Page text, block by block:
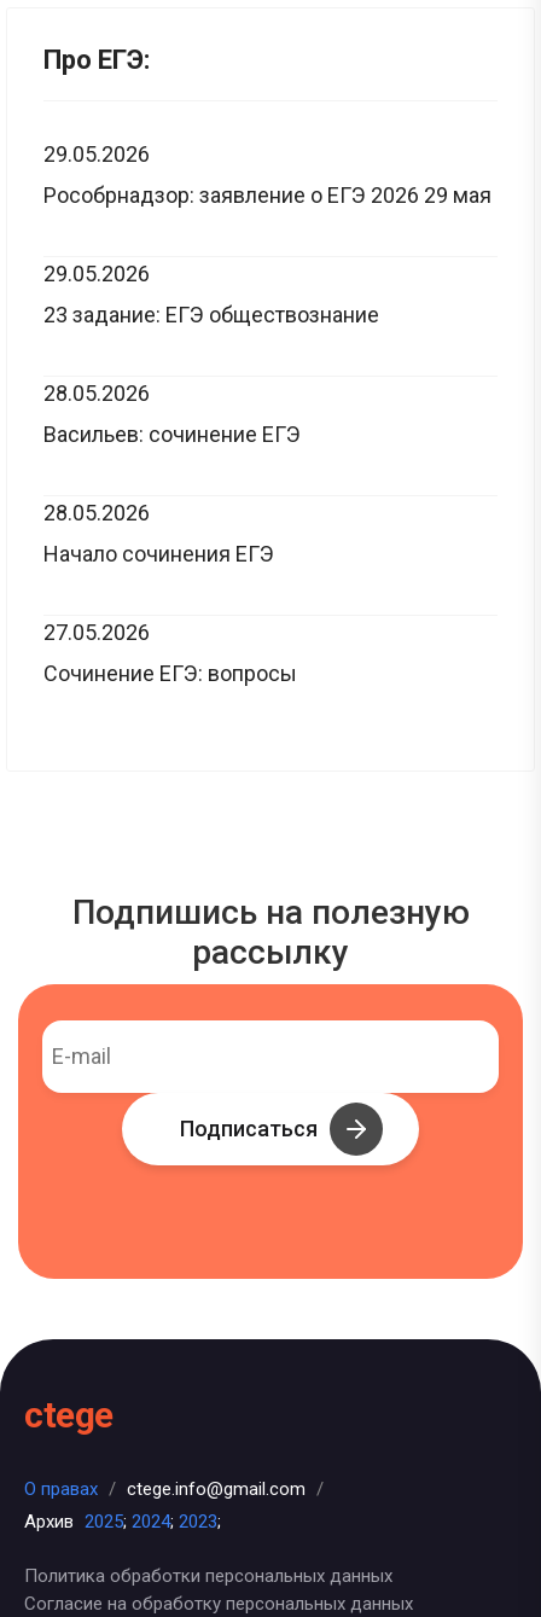
Про ЕГЭ:
29.05.2026
Рособрнадзор: заявление о ЕГЭ 2026 29 мая
29.05.2026
23 задание: ЕГЭ обществознание
28.05.2026
Васильев: сочинение ЕГЭ
28.05.2026
Начало сочинения ЕГЭ
27.05.2026
Сочинение ЕГЭ: вопросы
Подпишись на полезную
рассылку
Подписаться
ctege
О правах / ctege.info@gmail.com /
Архив 2025; 2024; 2023;
Политика обработки персональных данных
Согласие на обработку персональных данных